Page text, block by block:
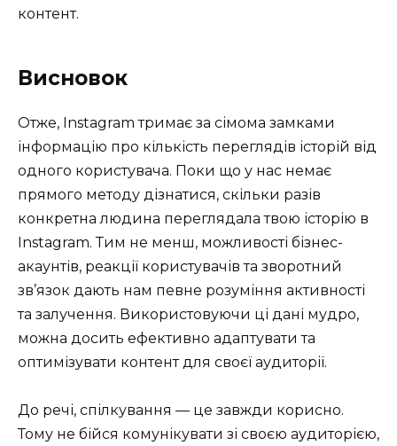
контент.
Висновок
Отже, Instagram тримає за сімома замками
інформацію про кількість переглядів історій від
одного користувача. Поки що у нас немає
прямого методу дізнатися, скільки разів
конкретна людина переглядала твою історію в
Instagram. Тим не менш, можливості бізнес-
акаунтів, реакції користувачів та зворотний
зв’язок дають нам певне розуміння активності
та залучення. Використовуючи ці дані мудро,
можна досить ефективно адаптувати та
оптимізувати контент для своєї аудиторії.
До речі, спілкування — це завжди корисно.
Тому не бійся комунікувати зі своєю аудиторією,